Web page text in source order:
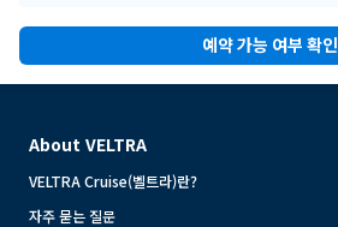
예약 가능 여부 확인
About VELTRA
VELTRA Cruise(벨트라)란?
자주 묻는 질문